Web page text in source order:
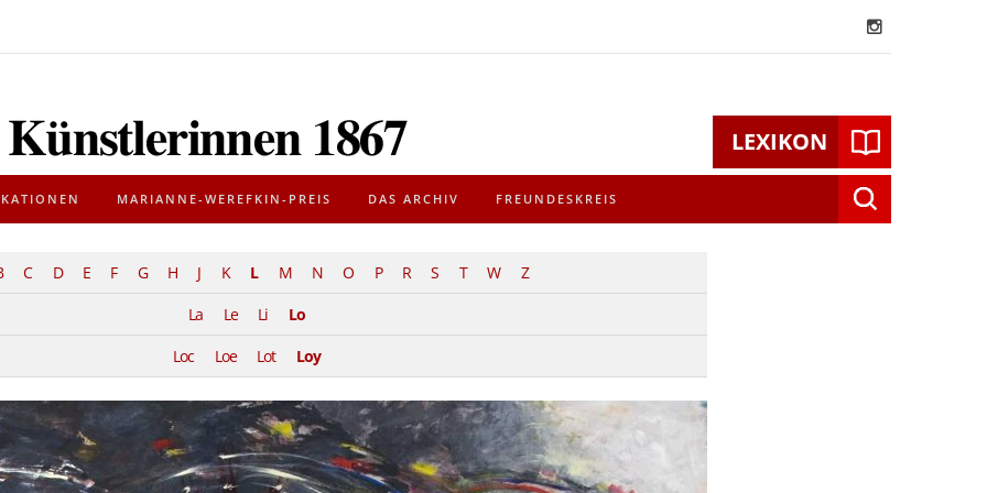
LEXIKON
MARIANNE-WEREFKIN-PREIS DAS ARCHIV FREUNDESKREIS
Suchen
nach:
C D E F G H J K L M N O P R S T W
Z
La
Le Li
Lo
Loc
Loe Lot Loy